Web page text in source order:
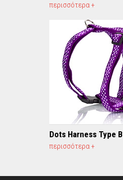
περισσότερα +
Dots Harness Type B
περισσότερα +